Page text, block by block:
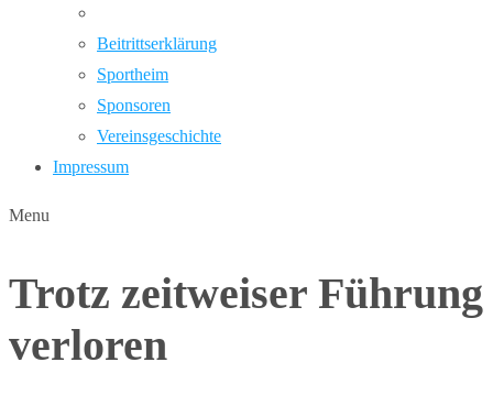
Beitrittserklärung
Sportheim
Sponsoren
Vereinsgeschichte
Impressum
Menu
Trotz zeitweiser Führung
verloren